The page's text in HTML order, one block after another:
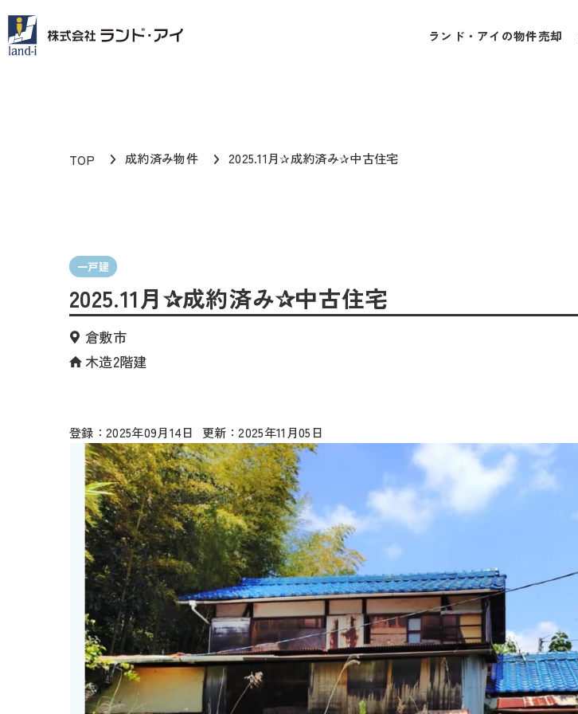
ランド・アイの物件売却
TOP 成約済み物件 2025.11月✰成約済み✰中古住宅
一戸建
2025.11月✰成約済み✰中古住宅
倉敷市
木造2階建
2025年09月14日 2025年11月05日